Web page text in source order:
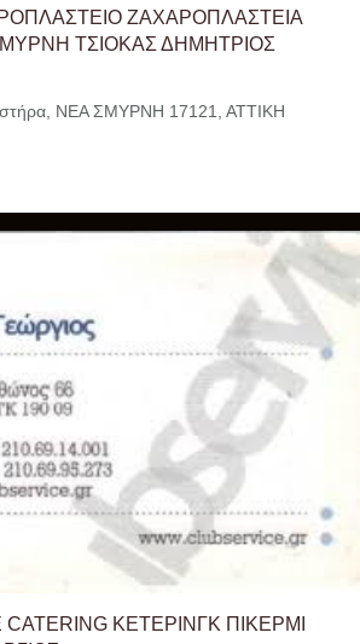
ΖΑΧΑΡΟΠΛΑΣΤΕΙΑ
ΤΣΙΟΚΑΣ ΔΗΜΗΤΡΙΟΣ
ΝΕΑ ΣΜΥΡΝΗ 17121, ΑΤΤΙΚΗ
CATERING ΚΕΤΕΡΙΝΓΚ ΠΙΚΕΡΜΙ